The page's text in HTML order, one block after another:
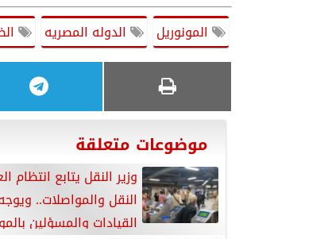
المونوريل الدوله المصريه
موضوعات متعلقة
وزير النقل يتابع انتظام
النقل والمواصلات..
القيادات والمسؤلين